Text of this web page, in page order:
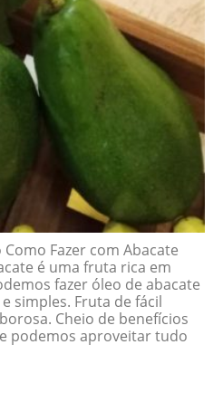
Fazer com Abacate
é uma fruta rica em
fazer óleo de abacate
simples. Fruta de fácil
Cheio de benefícios
podemos aproveitar tudo